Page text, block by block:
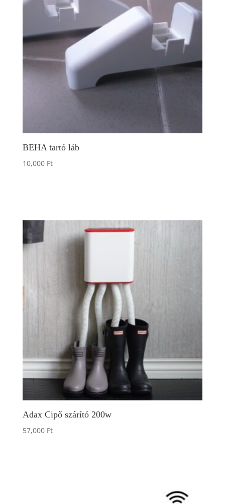
BEHA tartó láb
10,000 Ft
Adax Cipő szárító 200w
57,000 Ft